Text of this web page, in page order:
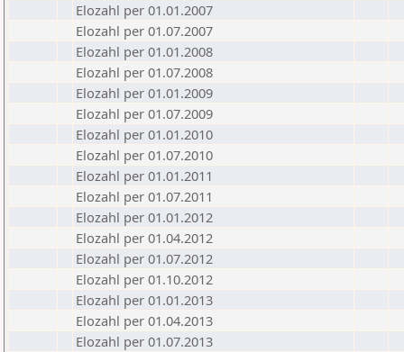
Elozahl per 01.01.2007
Elozahl per 01.07.2007
Elozahl per 01.01.2008
Elozahl per 01.07.2008
Elozahl per 01.01.2009
Elozahl per 01.07.2009
Elozahl per 01.01.2010
Elozahl per 01.07.2010
Elozahl per 01.01.2011
Elozahl per 01.07.2011
Elozahl per 01.01.2012
Elozahl per 01.04.2012
Elozahl per 01.07.2012
Elozahl per 01.10.2012
Elozahl per 01.01.2013
Elozahl per 01.04.2013
Elozahl per 01.07.2013